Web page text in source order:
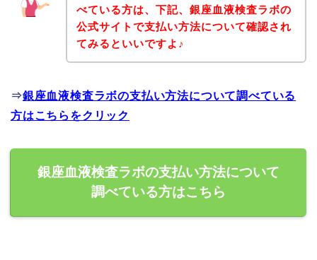
べている方は、下記、銀座血液検査ラボの
公式サイトで支払い方法について確認され
てみるといいですよ♪
⇒銀座血液検査ラボの支払い方法について調べている
方はこちらをクリック
銀座血液検査ラボの支払い方法について
調べている方はこちら